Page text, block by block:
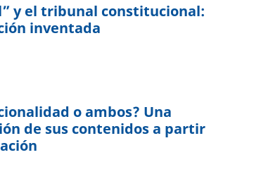
y el tribunal constitucional:
inventada
o ambos? Una
de sus contenidos a partir